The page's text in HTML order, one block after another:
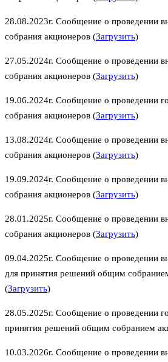
28.08.2023г. Сообщение о проведении
собрания акционеров (Загрузить)
27.05.2024г. Сообщение о проведении
собрания акционеров (Загрузить)
19.06.2024г. Сообщение о проведении
собрания акционеров (Загрузить)
13.08.2024г. Сообщение о проведении
собрания акционеров (Загрузить)
19.09.2024г. Сообщение о проведении
собрания акционеров (Загрузить)
28.01.2025г. Сообщение о проведении
собрания акционеров (Загрузить)
09.04.2025г. Сообщение о проведении
для принятия решений общим
(Загрузить)
28.05.2025г. Сообщение о проведении
принятия решений общим собранием
10.03.2026г. Сообщение о проведении